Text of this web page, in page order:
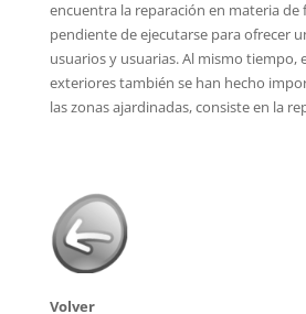
encuentra la reparación en materia de
pendiente de ejecutarse para ofrecer
usuarios y usuarias. Al mismo tiempo,
exteriores también se han hecho
las zonas ajardinadas, consiste en la
Volver